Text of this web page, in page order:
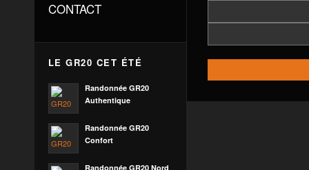
CONTACT
LE GR20 CET ÉTÉ
Randonnée GR20
Authentique
Randonnée GR20
Confort
Randonnée GR20 Nord